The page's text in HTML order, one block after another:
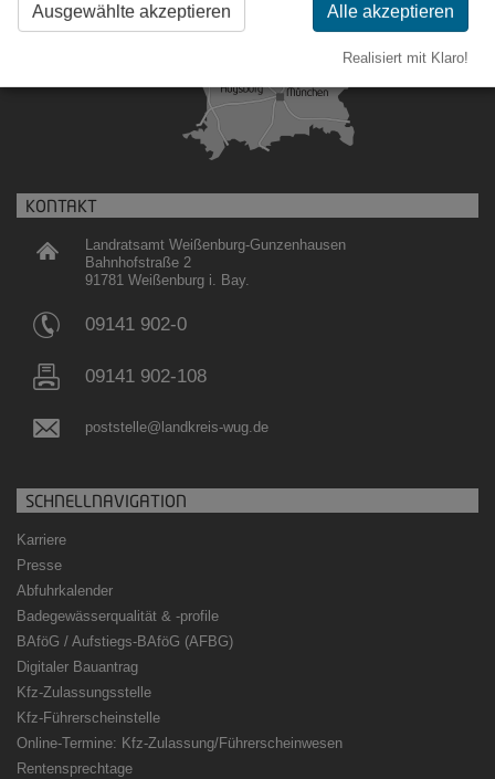
KONTAKT
Landratsamt Weißenburg-Gunzenhausen
Bahnhofstraße 2
91781 Weißenburg i. Bay.
09141 902-0
09141 902-108
poststelle@landkreis-wug.de
SCHNELLNAVIGATION
Karriere
Presse
Abfuhrkalender
Badegewässerqualität & -profile
BAföG / Aufstiegs-BAföG (AFBG)
Digitaler Bauantrag
Kfz-Zulassungsstelle
Kfz-Führerscheinstelle
Online-Termine: Kfz-Zulassung/Führerscheinwesen
Rentensprechtage
Ausgewählte akzeptieren Alle akzeptieren
Realisiert mit Klaro!